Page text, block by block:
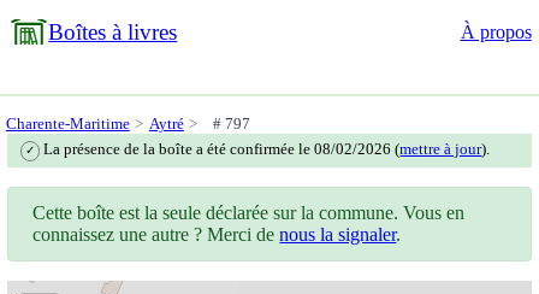
Boîtes à livres À propos
Charente-Maritime Aytré # 797
✓ La présence de la boîte a été confirmée le 08/02/2026 (mettre à jour).
Cette boîte est la seule déclarée sur la commune. Vous en
connaissez une autre ? Merci denous la signaler.